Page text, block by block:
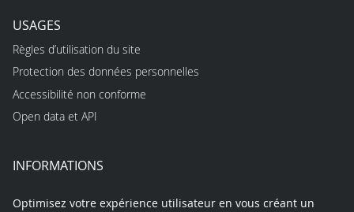
USAGES
Règles d’utilisation du site
Protection des données personnelles
Accessibilité non conforme
Open data et API
INFORMATIONS
Optimisez votre expérience utilisateur en vous créant un